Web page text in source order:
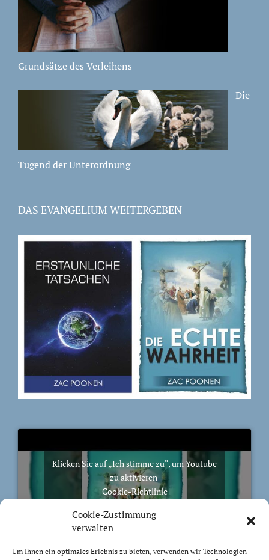
Cookie-Zustimmung
verwalten
Um Ihnen ein optimales Erlebnis zu bieten, verwenden wir Technologien
Grundsätze des Verleihens
Die
Tugend der Unterordnung
DAS EVANGELIUM WEITERGEBEN
Klicken Sie auf „Ich stimme zu“, um Youtube
zu aktivieren
Cookie-Richtlinie
Ich stimme zu